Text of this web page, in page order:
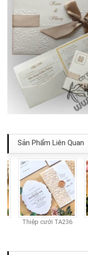
Sản Phẩm Liên Quan
Thiệp cưới TA236